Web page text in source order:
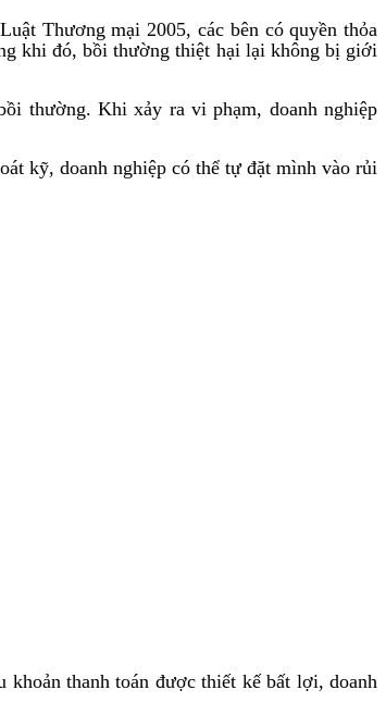
Thương mại 2005, các bên có quyền thỏa
khi đó, bồi thường thiệt hại lại không bị giới
thường. Khi xảy ra vi phạm, doanh nghiệp
kỹ, doanh nghiệp có thể tự đặt mình vào rủi
thanh toán được thiết kế bất lợi, doanh